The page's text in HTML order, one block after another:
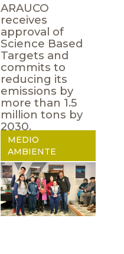
ARAUCO
receives
approval of
Science Based
Targets and
commits to
reducing its
emissions by
more than 1.5
million tons by
2030.
SEE MORE
MEDIO
AMBIENTE